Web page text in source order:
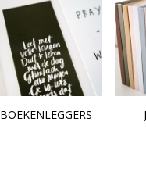
BOEKENLEGGERS